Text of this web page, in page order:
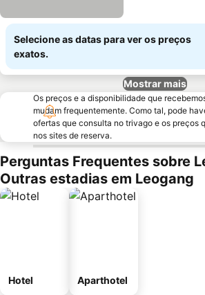
Selecione as datas para ver os preços
exatos.
Mostrar mais
Os preços e a disponibilidade que
mudam frequentemente. Como tal, pode
ofertas que consulta no trivago e os preços
nos sites de reserva.
Perguntas Frequentes sobre
Outras estadias em Leogang
Hotel Aparthotel